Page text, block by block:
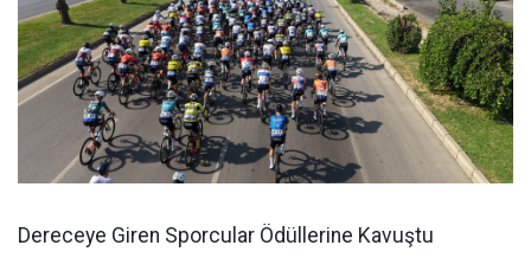
Dereceye Giren Sporcular Ödüllerine Kavuştu